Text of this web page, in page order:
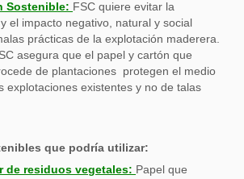
Sostenible: FSC quiere evitar la
el impacto negativo, natural y social
prácticas de la explotación maderera.
asegura que el papel y cartón que
de plantaciones protegen el medio
explotaciones existentes y no de talas
que podría utilizar:
de residuos vegetales: Papel que